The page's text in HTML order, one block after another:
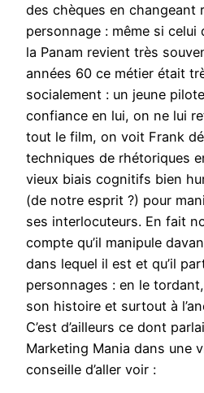
des chèques en changeant
personnage : même si
la Panam revient très
années 60 ce métier était
socialement : un jeune
confiance en lui, on ne lui
tout le film, on voit Frank
techniques de rhétoriques
vieux biais cognitifs bien
(de notre esprit ?) pour
ses interlocuteurs. En fait
compte qu’il manipule
dans lequel il est et qu’il
personnages : en le
son histoire et surtout à
C’est d’ailleurs ce dont
Marketing Mania dans une
conseille d’aller voir :